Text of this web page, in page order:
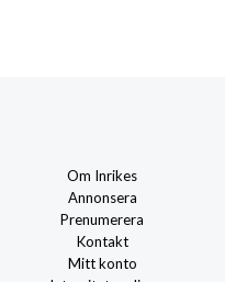
Om Inrikes
Annonsera
Prenumerera
Kontakt
Mitt konto